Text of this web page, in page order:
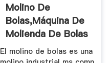
Molino De
Bolas,máquina De
Molienda De Bolas
Para Venta ...
El molino de bolas es una